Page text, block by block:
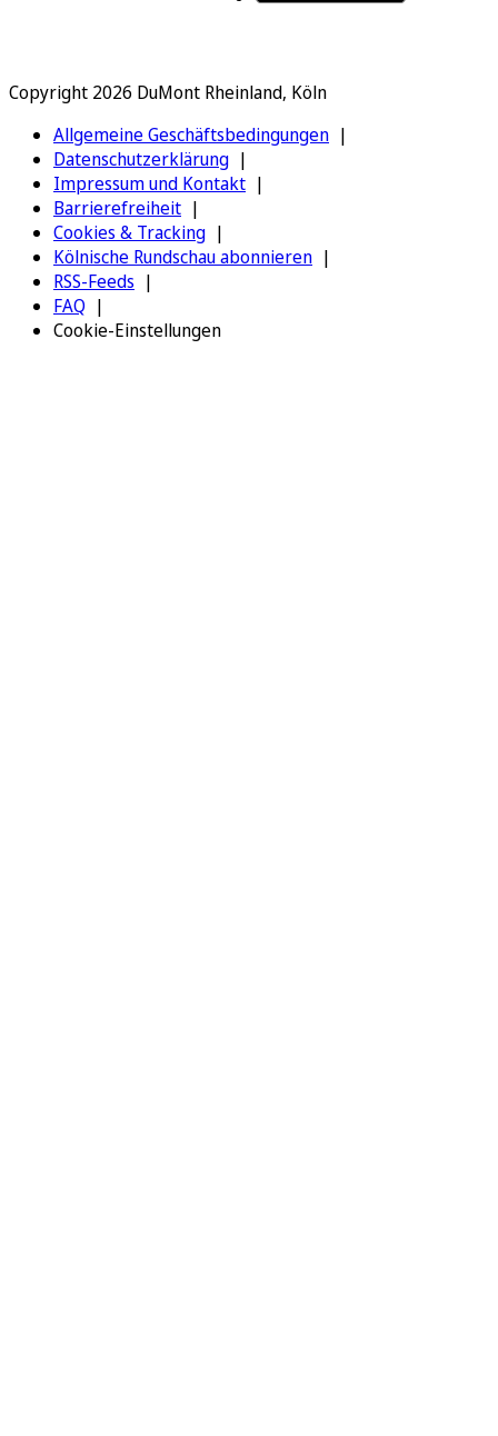
Copyright 2026 DuMont Rheinland, Köln
Allgemeine Geschäftsbedingungen
Datenschutzerklärung
Impressum und Kontakt
Barrierefreiheit
Cookies & Tracking
Kölnische Rundschau abonnieren
RSS-Feeds
FAQ
Cookie-Einstellungen